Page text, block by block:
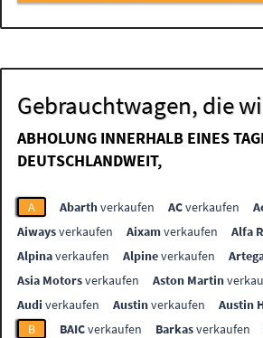
Gebrauchtwagen, die
ABHOLUNG INNERHALB EINES
DEUTSCHLANDWEIT,
A Abarthverkaufen ACverkaufen
Aiwaysverkaufen Aixamverkaufen Alfa
Alpinaverkaufen Alpineverkaufen
Asia Motorsverkaufen Aston Martin
Audi verkaufen Austinverkaufen Austin
B
BAICverkaufen Barkasverkaufen